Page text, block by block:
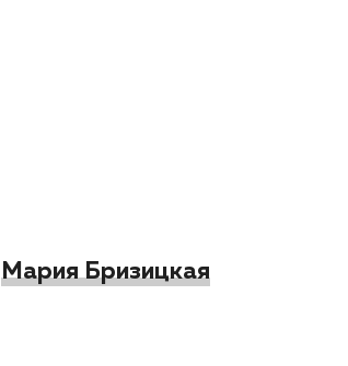
Мария Бризицкая